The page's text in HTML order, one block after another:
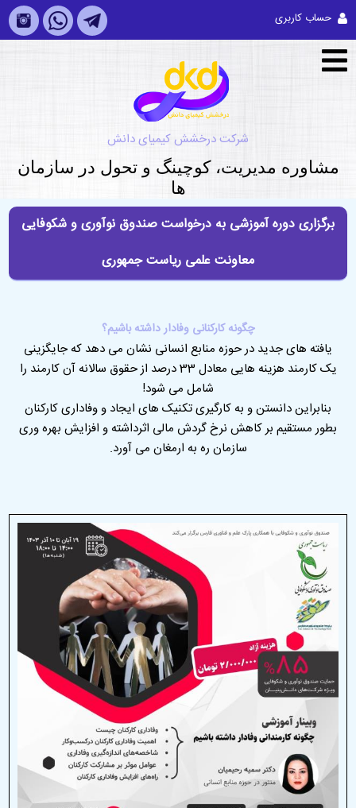
حساب کاربری
شرکت درخشش کیمیای دانش
مشاوره مديريت، کوچینگ و تحول در سازمان
ها
برگزاری دوره آموزشی به درخواست صندوق نوآوری و شکوفایی
معاونت علمی ریاست جمهوری
چگونه کارکنانی وفادار داشته باشیم؟
یافته های جدید در حوزه منابع انسانی نشان می دهد که جایگزینی
یک کارمند هزینه هایی معادل 33 درصد از حقوق سالانه آن کارمند را
شامل می شود!
بنابراین دانستن و به کارگیری تکنیک های ایجاد و وفاداری کارکنان
بطور مستقیم بر کاهش نرخ گردش مالی اثرداشته و افزایش بهره وری
سازمان ره به ارمغان می آورد.